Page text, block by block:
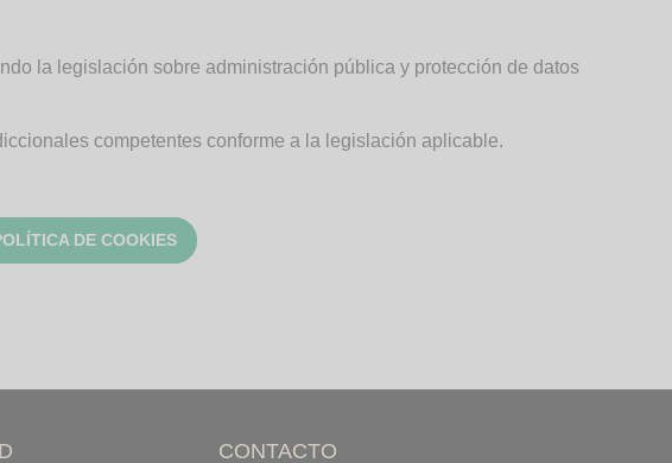
la legislación sobre administración pública y protección de datos
competentes conforme a la legislación aplicable.
DE COOKIES
CONTACTO